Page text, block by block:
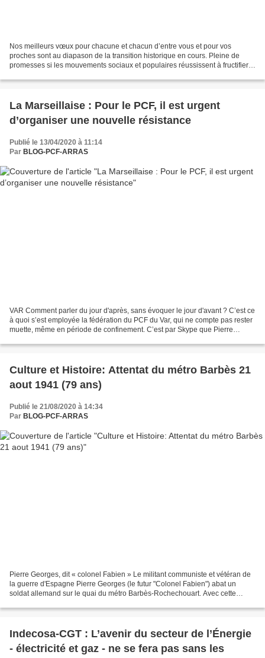
Nos meilleurs vœux pour chacune et chacun d’entre vous et pour vos
proches sont au diapason de la transition historique en cours. Pleine de
promesses si les mouvements sociaux et populaires réussissent à fructifier
La Marseillaise : Pour le PCF, il est urgent
d’organiser une nouvelle résistance
Publié le 13/04/2020 à 11:14
Par BLOG-PCF-ARRAS
VAR Comment parler du jour d'après, sans évoquer le jour d'avant ? C’est ce
à quoi s’est employée la fédération du PCF du Var, qui ne compte pas rester
muette, même en période de confinement. C’est par Skype que Pierre
Culture et Histoire: Attentat du métro Barbès 21
aout 1941 (79 ans)
Publié le 21/08/2020 à 14:34
Par BLOG-PCF-ARRAS
Pierre Georges, dit « colonel Fabien » Le militant communiste et vétéran de
la guerre d'Espagne Pierre Georges (le futur "Colonel Fabien") abat un
soldat allemand sur le quai du métro Barbès-Rochechouart. Avec cette
Indecosa-CGT : L’avenir du secteur de l’Énergie
- électricité et gaz - ne se fera pas sans les